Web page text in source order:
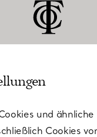
und ähnliche
Cookies